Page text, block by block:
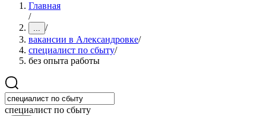
Главная
/
... /
вакансии в Александровке/
специалист по сбыту/
без опыта работы
специалист по сбыту